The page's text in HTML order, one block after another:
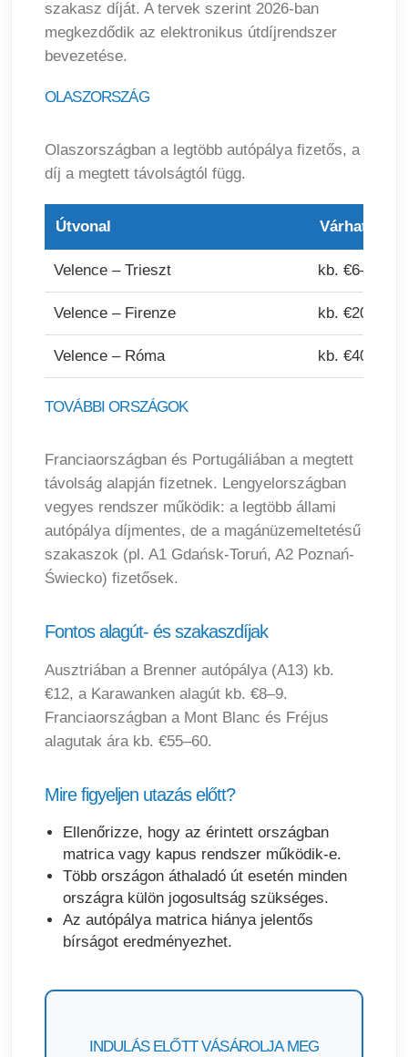
szakasz díját. A tervek szerint 2026-ban
megkezdődik az elektronikus útdíjrendszer
bevezetése.
OLASZORSZÁG
Olaszországban a legtöbb autópálya fizetős, a
díj a megtett távolságtól függ.
Útvonal Várható díj
Velence – Trieszt kb. €6–8
Velence – Firenze kb. €20–25
Velence – Róma kb. €40–50
TOVÁBBI ORSZÁGOK
Franciaországban és Portugáliában a megtett
távolság alapján fizetnek. Lengyelországban
vegyes rendszer működik: a legtöbb állami
autópálya díjmentes, de a magánüzemeltetésű
szakaszok (pl. A1 Gdańsk-Toruń, A2 Poznań-
Świecko) fizetősek.
Fontos alagút- és szakaszdíjak
Ausztriában a Brenner autópálya (A13) kb.
€12, a Karawanken alagút kb. €8–9.
Franciaországban a Mont Blanc és Fréjus
alagutak ára kb. €55–60.
Mire figyeljen utazás előtt?
Ellenőrizze, hogy az érintett országban
matrica vagy kapus rendszer működik-e.
Több országon áthaladó út esetén minden
országra külön jogosultság szükséges.
Az autópálya matrica hiánya jelentős
bírságot eredményezhet.
INDULÁS ELŐTT VÁSÁROLJA MEG